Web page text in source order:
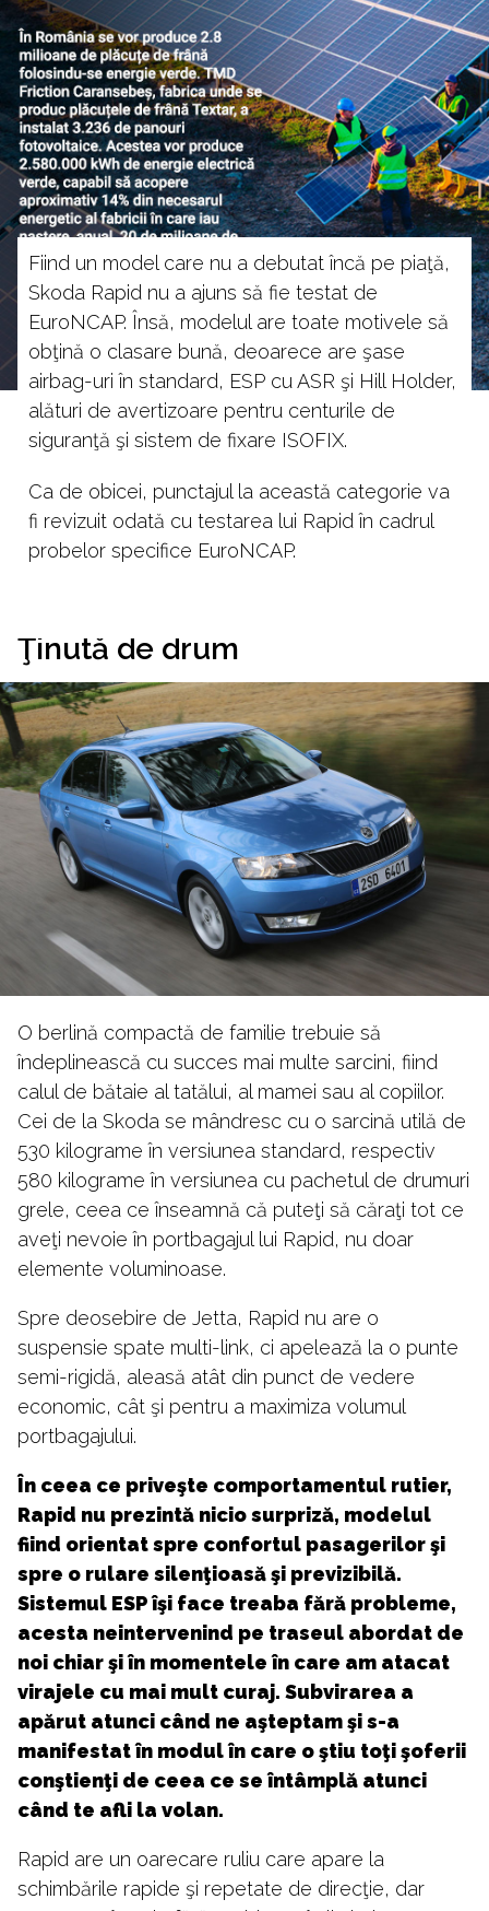
Fiind un model care nu a debutat încă pe piaţă,
Skoda Rapid nu a ajuns să fie testat de
EuroNCAP. Însă, modelul are toate motivele să
obţină o clasare bună, deoarece are şase
airbag-uri în standard, ESP cu ASR şi Hill Holder,
alături de avertizoare pentru centurile de
siguranţă şi sistem de fixare ISOFIX.
Ca de obicei, punctajul la această categorie va
fi revizuit odată cu testarea lui Rapid în cadrul
probelor specifice EuroNCAP.
Ţinută de drum
O berlină compactă de familie trebuie să
îndeplinească cu succes mai multe sarcini, fiind
calul de bătaie al tatălui, al mamei sau al copiilor.
Cei de la Skoda se mândresc cu o sarcină utilă de
530 kilograme în versiunea standard, respectiv
580 kilograme în versiunea cu pachetul de drumuri
grele, ceea ce înseamnă că puteţi să căraţi tot ce
aveţi nevoie în portbagajul lui Rapid, nu doar
elemente voluminoase.
Spre deosebire de Jetta, Rapid nu are o
suspensie spate multi-link, ci apelează la o punte
semi-rigidă, aleasă atât din punct de vedere
economic, cât şi pentru a maximiza volumul
portbagajului.
În ceea ce priveşte comportamentul rutier,
Rapid nu prezintă nicio surpriză, modelul
fiind orientat spre confortul pasagerilor şi
spre o rulare silenţioasă şi previzibilă.
Sistemul ESP îşi face treaba fără probleme,
acesta neintervenind pe traseul abordat de
noi chiar şi în momentele în care am atacat
virajele cu mai mult curaj. Subvirarea a
apărut atunci când ne aşteptam şi s-a
manifestat în modul în care o ştiu toţi şoferii
conştienţi de ceea ce se întâmplă atunci
când te afli la volan.
Rapid are un oarecare ruliu care apare la
schimbările rapide şi repetate de direcţie, dar